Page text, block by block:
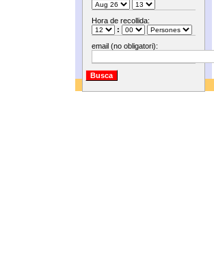
Hora de recollida:
:
email (no obligatori):